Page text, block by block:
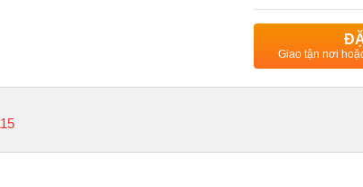
Giao tận nơi